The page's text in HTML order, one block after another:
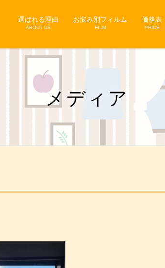
選ばれる理由
ABOUT US
お悩み別フィルム
FILM
価格表
PRICE
メディア